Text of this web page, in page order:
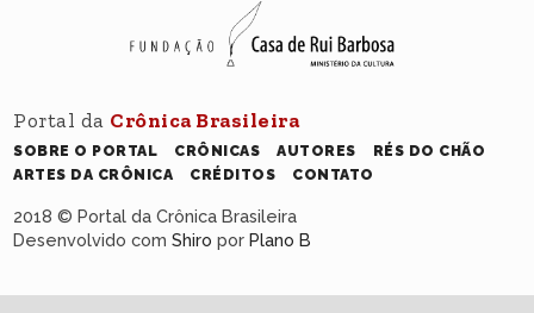
Portal da Crônica Brasileira
SOBRE O PORTAL CRÔNICAS AUTORES
RÉS DO CHÃO
ARTES DA CRÔNICA
CRÉDITOS CONTATO
2018 © Portal da Crônica Brasileira
Desenvolvido comShiro porPlano B